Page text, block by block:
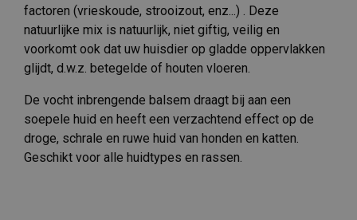
factoren (vrieskoude, strooizout, enz...) . Deze
natuurlijke mix is natuurlijk, niet giftig, veilig en
voorkomt ook dat uw huisdier op gladde oppervlakken
glijdt, d.w.z. betegelde of houten vloeren.
De vocht inbrengende balsem draagt bij aan een
soepele huid en heeft een verzachtend effect op de
droge, schrale en ruwe huid van honden en katten.
Geschikt voor alle huidtypes en rassen.